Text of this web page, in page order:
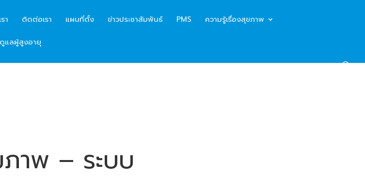
า ติดต่อเรา แผนที่ตั้ง ข่าวประชาสัมพันธ์ PMS ความรู้เรื่องสุขภาพ
แลผู้สูงอายุ
ภาพ – ระบบ